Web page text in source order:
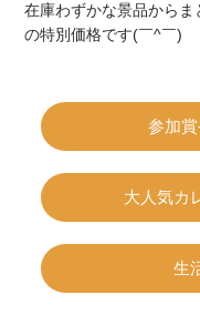
在庫わずかな景品から
の特別価格です(￣^￣)ゞ
参加賞
大人気カ
生